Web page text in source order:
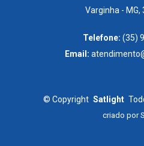
Varginha - MG,
Telefone: (35)
Email:
© Copyright Satlight
criado por